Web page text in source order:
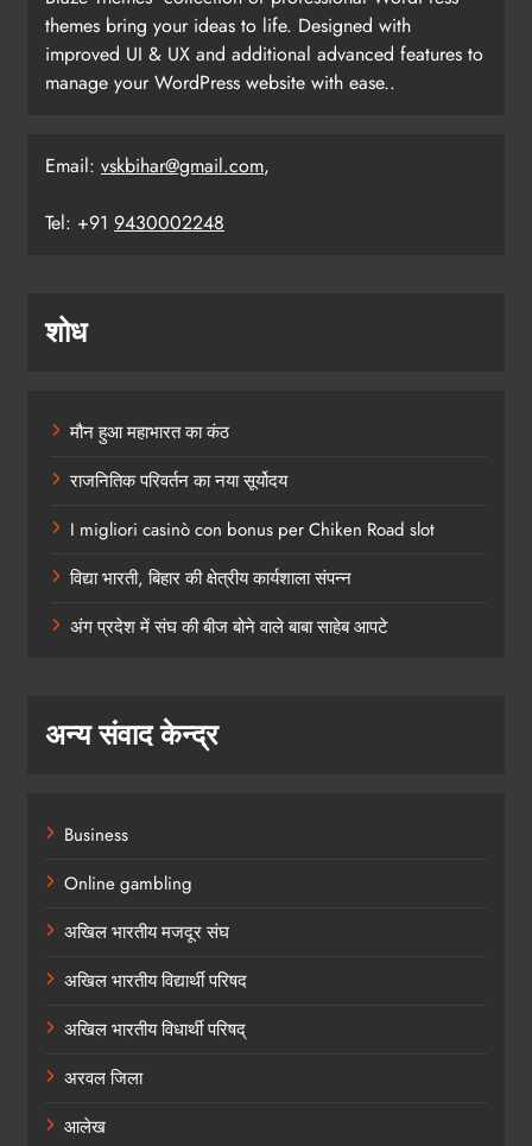
themes bring your ideas to life. Designed with
improved UI & UX and additional advanced features to
manage your WordPress website with ease..
Email: vskbihar@gmail.com,
Tel: +91 9430002248
शोध
मौन हुआ महाभारत का कंठ
राजनितिक परिवर्तन का नया सूर्योदय
I migliori casinò con bonus per Chiken Road slot
विद्या भारती, बिहार की क्षेत्रीय कार्यशाला संपन्न
अंग प्रदेश में संघ की बीज बोने वाले बाबा साहेब आपटे
अन्य संवाद केन्द्र
Business
Online gambling
अखिल भारतीय मजदूर संघ
अखिल भारतीय विद्यार्थी परिषद
अखिल भारतीय विधार्थी परिषद्
अरवल जिला
आलेख